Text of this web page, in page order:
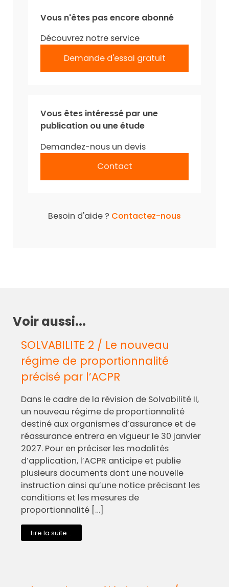
Vous n'êtes pas encore abonné
Découvrez notre service
Demande d'essai gratuit
Vous êtes intéressé par une
publication ou une étude
Demandez-nous un devis
Contact
Besoin d'aide ? Contactez-nous
Voir aussi...
SOLVABILITE 2 / Le nouveau
régime de proportionnalité
précisé par l’ACPR
Dans le cadre de la révision de Solvabilité II,
un nouveau régime de proportionnalité
destiné aux organismes d’assurance et de
réassurance entrera en vigueur le 30 janvier
2027. Pour en préciser les modalités
d’application, l’ACPR anticipe et publie
plusieurs documents dont une nouvelle
instruction ainsi qu’une notice précisant les
conditions et les mesures de
proportionnalité […]
Lire la suite...